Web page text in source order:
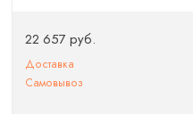
22 657 руб.
Доставка
Самовывоз